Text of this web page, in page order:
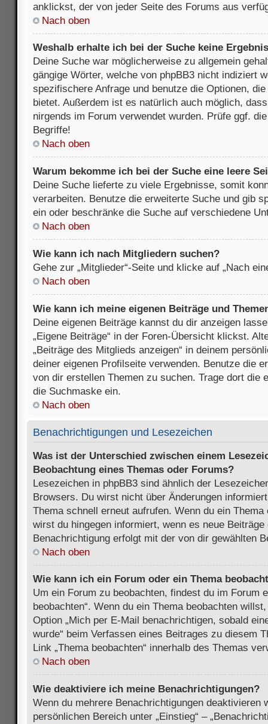
anklickst, der von jeder Seite des Forums aus
Nach oben
Weshalb erhalte ich bei der Suche keine
Deine Suche war möglicherweise zu allgemein
gängige Wörter, welche von phpBB3 nicht indiziert
spezifischere Anfrage und benutze die Optionen,
bietet. Außerdem ist es natürlich auch möglich,
nirgends im Forum verwendet wurden. Prüfe ggf.
Begriffe!
Nach oben
Warum bekomme ich bei der Suche eine leere
Deine Suche lieferte zu viele Ergebnisse, somit
verarbeiten. Benutze die erweiterte Suche und gib
ein oder beschränke die Suche auf verschiedene
Nach oben
Wie kann ich nach Mitgliedern suchen?
Gehe zur „Mitglieder“-Seite und klicke auf „Nach
Nach oben
Wie kann ich meine eigenen Beiträge und
Deine eigenen Beiträge kannst du dir anzeigen
„Eigene Beiträge“ in der Foren-Übersicht klickst.
„Beiträge des Mitglieds anzeigen“ in deinem
deiner eigenen Profilseite verwenden. Benutze die
von dir erstellen Themen zu suchen. Trage dort die
die Suchmaske ein.
Nach oben
Benachrichtigungen und Lesezeichen
Was ist der Unterschied zwischen einem
Beobachtung eines Themas oder Forums?
Lesezeichen in phpBB3 sind ähnlich der
Browsers. Du wirst nicht über Änderungen
Thema schnell erneut aufrufen. Wenn du ein
wirst du hingegen informiert, wenn es neue
Benachrichtigung erfolgt mit der von dir gewählten
Nach oben
Wie kann ich ein Forum oder ein Thema
Um ein Forum zu beobachten, findest du im Forum
beobachten“. Wenn du ein Thema beobachten
Option „Mich per E-Mail benachrichtigen, sobald
wurde“ beim Verfassen eines Beitrages zu diesem
Link „Thema beobachten“ innerhalb des Themas
Nach oben
Wie deaktiviere ich meine Benachrichtigungen?
Wenn du mehrere Benachrichtigungen deaktivieren
persönlichen Bereich unter „Einstieg“ –